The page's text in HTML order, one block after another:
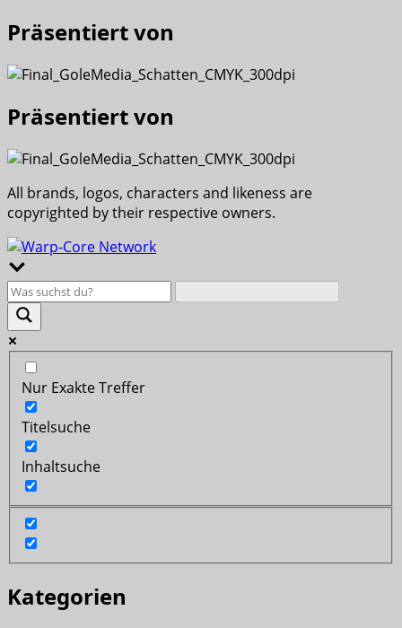
Präsentiert von
Präsentiert von
All brands, logos, characters and likeness are
copyrighted by their respective owners.
Nur Exakte Treffer
Titelsuche
Inhaltsuche
Kategorien